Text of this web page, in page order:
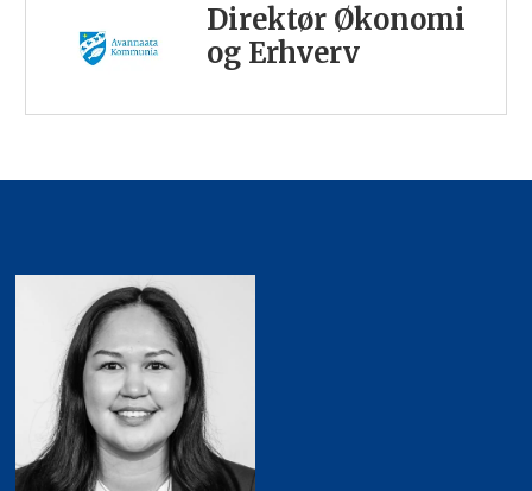
Direktør Økonomi
og Erhverv